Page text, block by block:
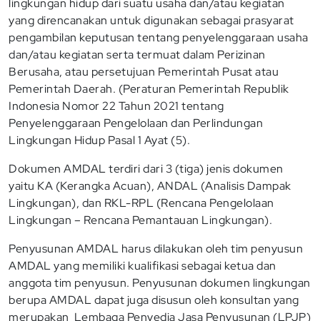
yang direncanakan untuk digunakan sebagai prasyarat
pengambilan keputusan tentang penyelenggaraan usaha
dan/atau kegiatan serta termuat dalam Perizinan
Berusaha, atau persetujuan Pemerintah Pusat atau
Pemerintah Daerah. (Peraturan Pemerintah Republik
Indonesia Nomor 22 Tahun 2021 tentang
Penyelenggaraan Pengelolaan dan Perlindungan
Lingkungan Hidup Pasal 1 Ayat (5).
Dokumen AMDAL terdiri dari 3 (tiga) jenis dokumen
yaitu KA (Kerangka Acuan), ANDAL (Analisis Dampak
Lingkungan), dan RKL-RPL (Rencana Pengelolaan
Lingkungan – Rencana Pemantauan Lingkungan).
Penyusunan AMDAL harus dilakukan oleh tim penyusun
AMDAL yang memiliki kualifikasi sebagai ketua dan
anggota tim penyusun. Penyusunan dokumen lingkungan
berupa AMDAL dapat juga disusun oleh konsultan yang
merupakan Lembaga Penyedia Jasa Penyusunan (LPJP)